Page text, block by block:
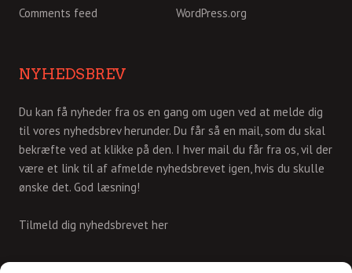
Comments feed
WordPress.org
NYHEDSBREV
Du kan få nyheder fra os en gang om ugen ved at melde dig
til vores nyhedsbrev herunder. Du får så en mail, som du skal
bekræfte ved at klikke på den. I hver mail du får fra os, vil der
være et link til af afmelde nyhedsbrevet igen, hvis du skulle
ønske det. God læsning!
Tilmeld dig nyhedsbrevet her